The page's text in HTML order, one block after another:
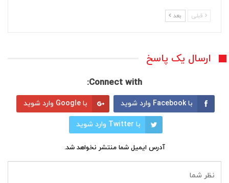
قبلی بعد
ارسال یک پاسخ
Connect with:
با Facebook وارد شوید با Google وارد شوید
با Twitter وارد شوید
آدرس ایمیل شما منتشر نخواهد شد.